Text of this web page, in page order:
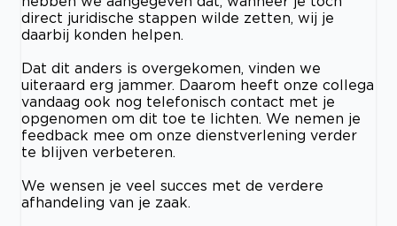
direct juridische stappen wilde zetten, wij je
daarbij konden helpen.
Dat dit anders is overgekomen, vinden we
uiteraard erg jammer. Daarom heeft onze collega
vandaag ook nog telefonisch contact met je
opgenomen om dit toe te lichten. We nemen je
feedback mee om onze dienstverlening verder
te blijven verbeteren.
We wensen je veel succes met de verdere
afhandeling van je zaak.